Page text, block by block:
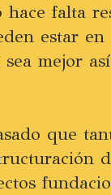
hace falta
estar
mejor
que